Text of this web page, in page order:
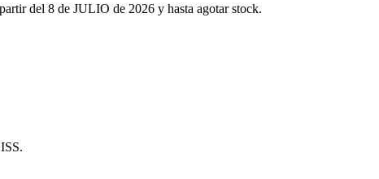
del 8 de JULIO de 2026 y hasta agotar stock.